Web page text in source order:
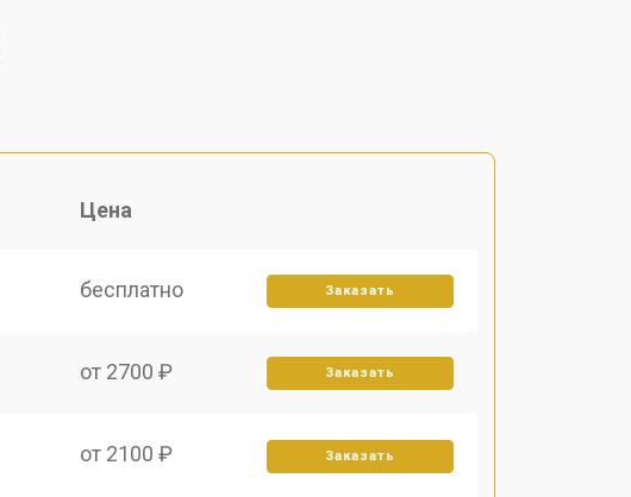
Цена
бесплатно Заказать
от 2700 ₽ Заказать
от 2100 ₽ Заказать